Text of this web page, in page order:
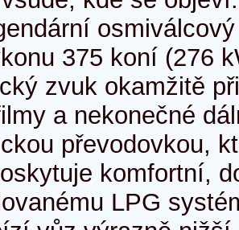
375 koní (276
zvuk okamžitě
a nekonečné
převodovkou,
komfortní,
LPG